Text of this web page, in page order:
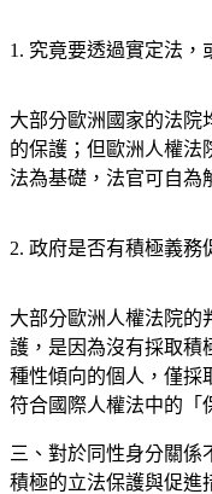
1. 究竟要透過實定法，
大部分歐洲國家的法院
的保護；但歐洲人權法
法為基礎，法官可自為
2. 政府是否有積極義務
大部分歐洲人權法院的
護，是因為沒有採取積
種性傾向的個人，僅採
符合國際人權法中的「
三、對於同性身分關係
積極的立法保護與促進